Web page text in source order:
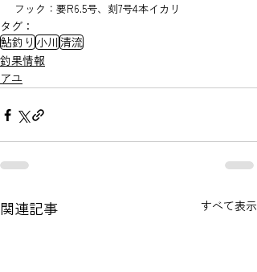
フック：要R6.5号、刻7号4本イカリ
タグ：
鮎釣り小川清流
釣果情報
アユ
関連記事 すべて表示